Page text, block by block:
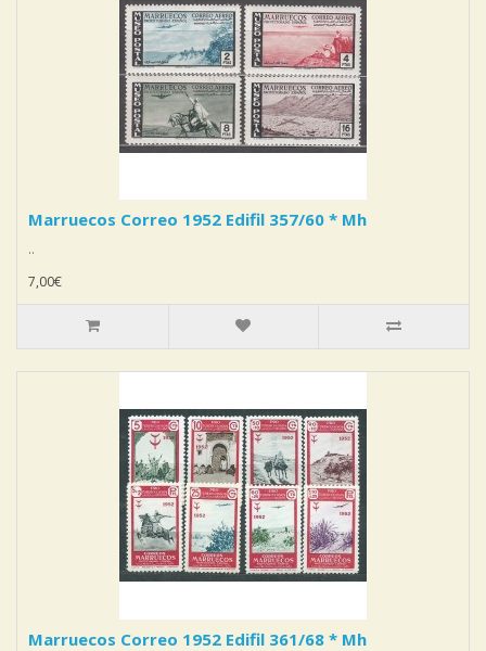
Marruecos Correo 1952 Edifil 357/60 * Mh
..
7,00€
Marruecos Correo 1952 Edifil 361/68 * Mh